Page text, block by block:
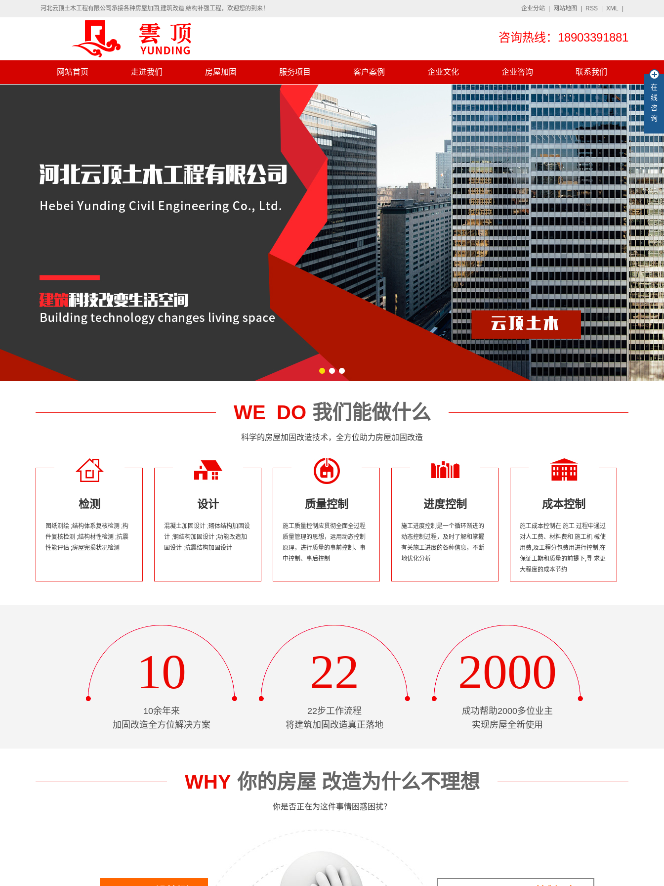
河北云顶土木工程有限公司承接各种房屋加固,建筑改造,结构补强工程，欢迎您的到来！ 企业分站 网站地图 RSS XML
咨询热线：18903391881
网站首页 走进我们 房屋加固 服务项目 客户案例 企业文化 企业咨询 联系我们
WE DO 我们能做什么
科学的房屋加固改造技术，全方位助力房屋加固改造
检测
图纸测绘 ;结构体系复核检测 ;构
件复核检测 ;结构材性检测 ;抗震
性能评估 ;房屋完损状况检测
设计
混凝土加固设计 ;砌体结构加固设
计 ;钢结构加固设计 ;功能改造加
固设计 ;抗震结构加固设计
质量控制
施工质量控制应贯彻全面全过程
质量管理的思想，运用动态控制
原理，进行质量的事前控制、事
中控制、事后控制
进度控制
施工进度控制是一个循环渐进的
动态控制过程，及时了解和掌握
有关施工进度的各种信息，不断
地优化分析
成本控制
施工成本控制在 施工 过程中通过
对人工费、材料费和 施工机 械使
用费,及工程分包费用进行控制,在
保证工期和质量的前提下,寻 求更
大程度的成本节约
10
10余年来
加固改造全方位解决方案
22
22步工作流程
将建筑加固改造真正落地
2000
成功帮助2000多位业主
实现房屋全新使用
WHY 你的房屋 改造为什么不理想
你是否正在为这件事情困惑困扰？
在
线
咨
询